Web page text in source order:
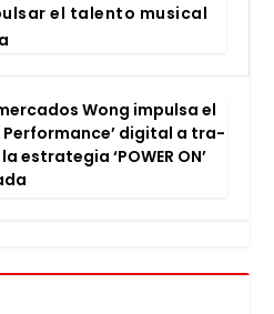
el talen­to musi­cal
Wong impul­sa el
Per­for­man­ce’ digi­tal a tra­
estra­te­gia ‘POWER ON’